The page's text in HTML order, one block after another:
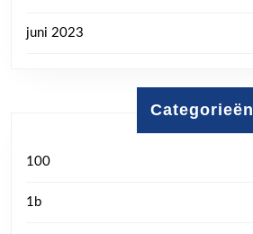
juni 2023
Categorieën
100
1b